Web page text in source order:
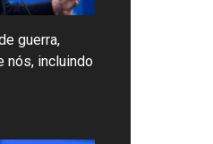
guerra,
nós, incluindo